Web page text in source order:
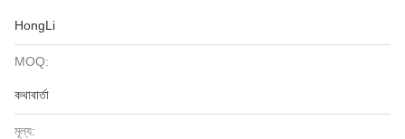
HongLi
MOQ:
কথাবার্তা
মূল্য: